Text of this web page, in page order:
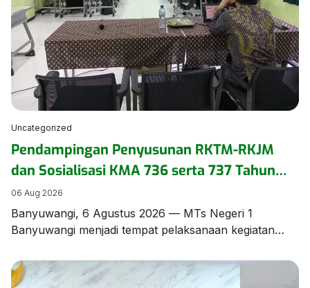
Uncategorized
Pendampingan Penyusunan RKTM-RKJM
dan Sosialisasi KMA 736 serta 737 Tahun
2026 Digelar di MTs Negeri 1 Banyuwangi
06 Aug 2026
Banyuwangi, 6 Agustus 2026 — MTs Negeri 1
Banyuwangi menjadi tempat pelaksanaan kegiatan
Madrasah (RKTM) dan Rencana Kerja Jangka
Menengah (RKJM) serta Sosialisasi KMA Nomor 736